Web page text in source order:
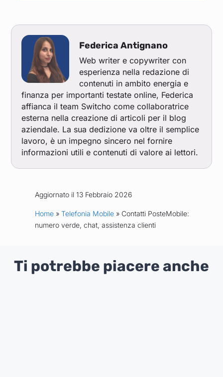
Federica Antignano
Web writer e copywriter con
esperienza nella redazione di
contenuti in ambito energia e
finanza per importanti testate online, Federica
affianca il team Switcho come collaboratrice
esterna nella creazione di articoli per il blog
aziendale. La sua dedizione va oltre il semplice
lavoro, è un impegno sincero nel fornire
informazioni utili e contenuti di valore ai lettori.
Aggiornato il 13 Febbraio 2026
Home» Telefonia Mobile» Contatti PosteMobile:
numero verde, chat, assistenza clienti
Ti potrebbe piacere anche